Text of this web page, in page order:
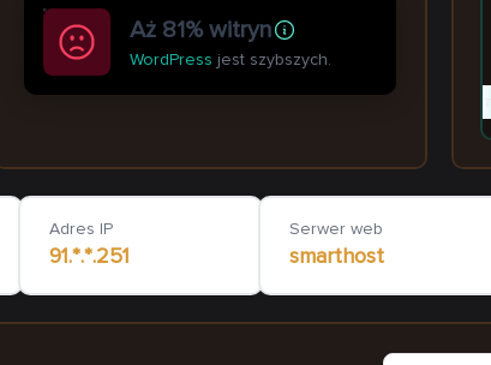
Aż 81% witryn
WordPress jest szybszych.
Adres IP
91.*.*.251
Serwer web
smarthost